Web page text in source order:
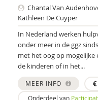
Peter Oud
Marjolein Peters
Roald Pijpker
Gabriël
Chantal Van
Kathleen De Cuyper
In Nederland werken
onder meer in de ggz
met het oog op
de kinderen of in het...
MEER INFO €
Onderdeel van